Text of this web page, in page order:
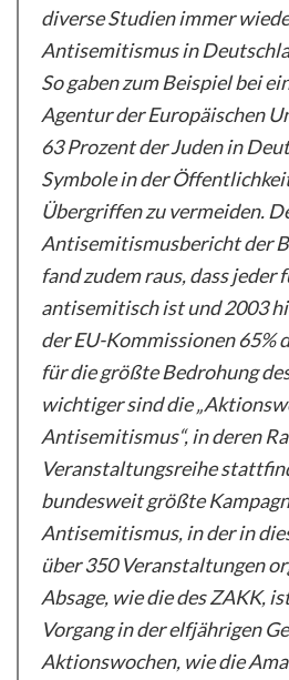
diverse Studien immer
Antisemitismus in
So gaben zum Beispiel bei
Agentur der Europäischen
63 Prozent der Juden in
Symbole in der
Übergriffen zu vermeiden.
Antisemitismusbericht der
fand zudem raus, dass
antisemitisch ist und 2003
der EU-Kommissionen 65%
für die größte Bedrohung
wichtiger sind die
Antisemitismus“, in deren
Veranstaltungsreihe
bundesweit größte
Antisemitismus, in der in
über 350 Veranstaltungen
Absage, wie die des ZAKK,
Vorgang in der elfjährigen
Aktionswochen, wie die